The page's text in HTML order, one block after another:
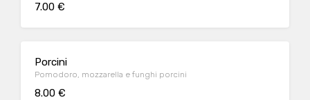
7.00 €
Porcini
Pomodoro, mozzarella e funghi porcini
8.00 €